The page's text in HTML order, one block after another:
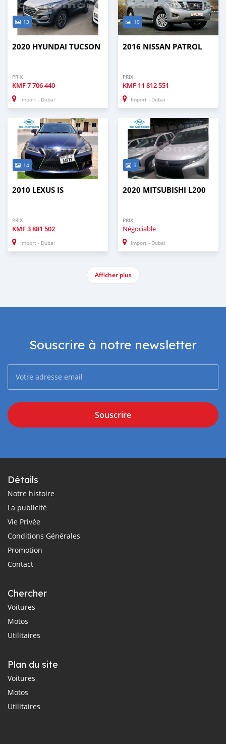
13
2020 HYUNDAI TUCSON
PRIX
KMF7 706 440
Import - Dubai
10
2016 NISSAN PATROL
PRIX
KMF 11 812 551
Import - Dubai
14
2010 LEXUS IS
PRIX
KMF3 881 502
Import - Dubai
3
2020 MITSUBISHI L200
PRIX
Négociable
Import - Dubai
Afficher plus
Souscrire à notre newsletter
Souscrire
Détails
Notre histoire
La publicité
Vie Privée
Conditions Générales
Promotion
Contact
Chercher
Voitures
Motos
Utilitaires
Plan du site
Voitures
Motos
Utilitaires